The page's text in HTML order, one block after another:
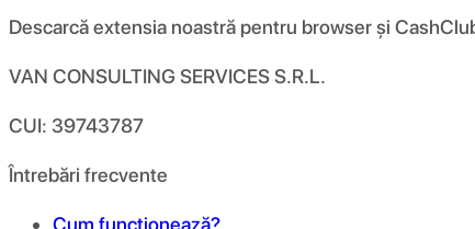
Descarcă extensia noastră pentru browser și
VAN CONSULTING SERVICES S.R.L.
CUI: 39743787
Întrebări frecvente
Cum funcționează?